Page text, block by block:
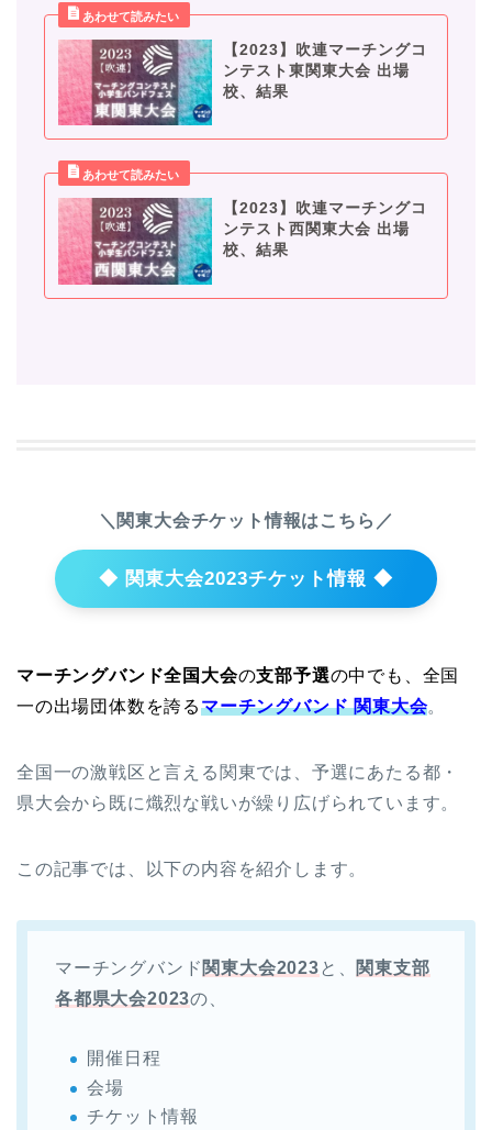
【2023】吹連マーチングコ
ンテスト東関東大会 出場
校、結果
【2023】吹連マーチングコ
ンテスト西関東大会 出場
校、結果
＼関東大会チケット情報はこちら／
◆ 関東大会2023チケット情報 ◆
マーチングバンド全国大会の支部予選の中でも、全国
一の出場団体数を誇るマーチングバンド 関東大会。
全国一の激戦区と言える関東では、予選にあたる都・
県大会から既に熾烈な戦いが繰り広げられています。
この記事では、以下の内容を紹介します。
マーチングバンド 関東大会2023 と、 関東支部
各都県大会2023の、
開催日程
会場
チケット情報